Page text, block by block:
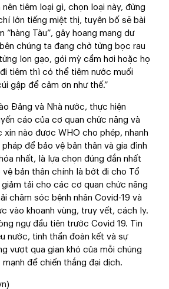
tiêm loại gì, chọn loại này, đừng
lớn tiếng miệt thị, tuyên bố sẽ bài
“hàng Tàu”, gây hoang mang dư
chúng ta đang chờ từng bọc rau
lon gạo, gói mỳ cầm hơi hoặc họ
tiêm thì có thể tiêm nước muối
gập để cảm ơn như thế.”
Đảng và Nhà nước, thực hiện
cáo của cơ quan chức năng và
nào được WHO cho phép, nhanh
để bảo vệ bản thân và gia đình
nhất, là lựa chọn đúng đắn nhất
vệ bản thân chính là bớt đi cho Tổ
tải cho các cơ quan chức năng
chăm sóc bệnh nhân Covid-19 và
vào khoanh vùng, truy vết, cách ly.
ngự đầu tiên trước Covid 19. Tin
nước, tinh thần đoàn kết và sự
vượt qua gian khó của mỗi chúng
để chiến thắng đại dịch.